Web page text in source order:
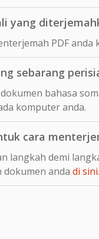
yang
PDF anda
sebarang
bahasa
komputer anda.
cara
langkah demi
anda di sini.